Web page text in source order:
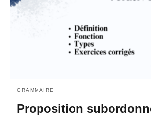
GRAMMAIRE
Proposition